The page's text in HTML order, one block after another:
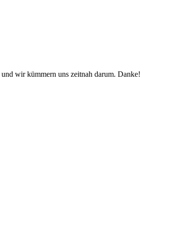
und wir kümmern uns zeitnah darum. Danke!